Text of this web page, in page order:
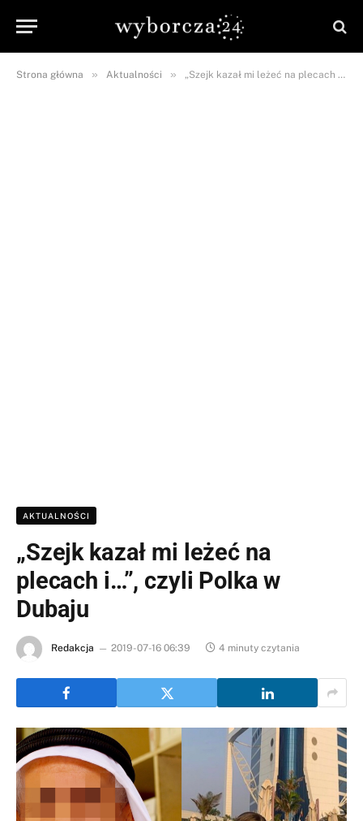
Strona główna » Aktualności » „Szejk kazał mi leżeć na plecach i…”, czyli Polka w Dubaju
AKTUALNOŚCI
„Szejk kazał mi leżeć na
plecach i…”, czyli Polka w
Dubaju
Redakcja 2019-07-16 06:39 4 minuty czytania